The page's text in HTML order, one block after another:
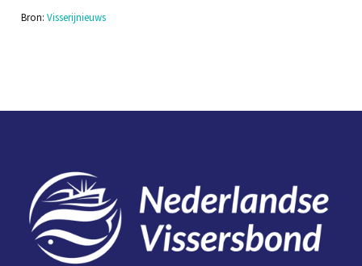
Bron: Visserijnieuws